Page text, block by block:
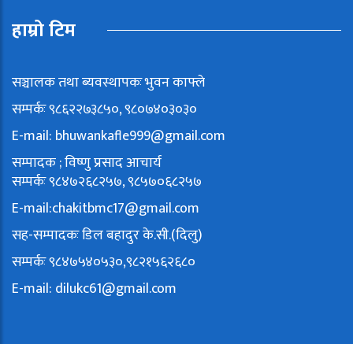
हाम्रो टिम
सञ्चालक तथा ब्यवस्थापकः भुवन काफ्ले
सम्पर्कः ९८६२२७३८५०, ९८०७४०३०३०
E-mail: bhuwankafle999@gmail.com
सम्पादक ; विष्णु प्रसाद आचार्य
सम्पर्कः ९८४७२६८२५७, ९८५७०६८२५७
E-mail:chakitbmc17@gmail.com
सह-सम्पादकः डिल बहादुर के.सी.(दिलु)
सम्पर्कः ९८४७५४०५३०,९८२१५६२६८०
E-mail: dilukc61@gmail.com